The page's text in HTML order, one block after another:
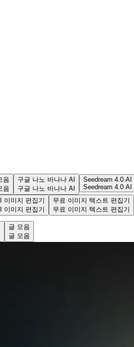
음
음
구글 나노 바나나 AI
구글 나노 바나나 AI
Seedream 4.0 AI
Seedream 4.0 AI
이미지 편집기
이미지 편집기
무료 이미지 텍스트 편집기
무료 이미지 텍스트 편집기
글 모음
글 모음